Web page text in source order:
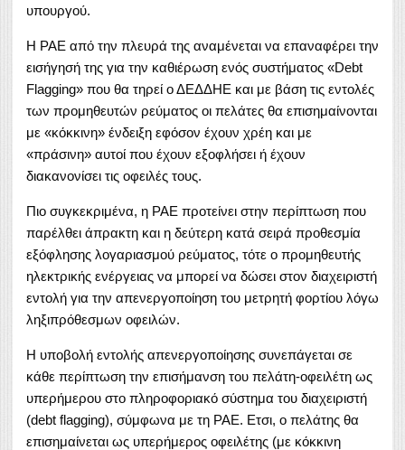
υπουργού.
Η ΡΑΕ από την πλευρά της αναμένεται να επαναφέρει την
εισήγησή της για την καθιέρωση ενός συστήματος «Debt
Flagging» που θα τηρεί ο ΔΕΔΔΗΕ και με βάση τις εντολές
των προμηθευτών ρεύματος οι πελάτες θα επισημαίνονται
με «κόκκινη» ένδειξη εφόσον έχουν χρέη και με
«πράσινη» αυτοί που έχουν εξοφλήσει ή έχουν
διακανονίσει τις οφειλές τους.
Πιο συγκεκριμένα, η ΡΑΕ προτείνει στην περίπτωση που
παρέλθει άπρακτη και η δεύτερη κατά σειρά προθεσμία
εξόφλησης λογαριασμού ρεύματος, τότε ο προμηθευτής
ηλεκτρικής ενέργειας να μπορεί να δώσει στον διαχειριστή
εντολή για την απενεργοποίηση του μετρητή φορτίου λόγω
ληξιπρόθεσμων οφειλών.
Η υποβολή εντολής απενεργοποίησης συνεπάγεται σε
κάθε περίπτωση την επισήμανση του πελάτη-οφειλέτη ως
υπερήμερου στο πληροφοριακό σύστημα του διαχειριστή
(debt flagging), σύμφωνα με τη ΡΑΕ. Ετσι, ο πελάτης θα
επισημαίνεται ως υπερήμερος οφειλέτης (με κόκκινη